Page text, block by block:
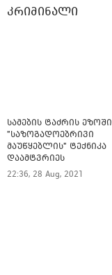
კრიმინალი
სამების ტაძრის ეზოში
"საზოგადოებრივი
მაუწყებლის" ტექნიკა
დაამტვრიეს
22:36, 28 Aug, 2021